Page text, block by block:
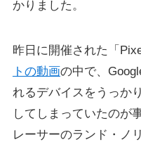
かりました。
昨日に開催された「
トの動画の中で、
れるデバイスをうっか
してしまっていたのが
レーサーのランド・ノ